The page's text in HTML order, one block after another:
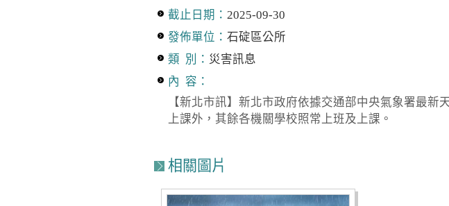
截止日期： 2025-09-30
發佈單位： 石碇區公所
類 別： 災害訊息
內 容：
【新北市訊】新北市政府依據交通部中央氣象署最
上課外，其餘各機關學校照常上班及上課。
相關圖片